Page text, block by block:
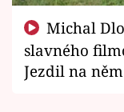
slavného
Jezdil na